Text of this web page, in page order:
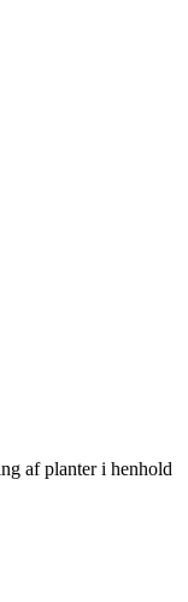
af planter i henhold